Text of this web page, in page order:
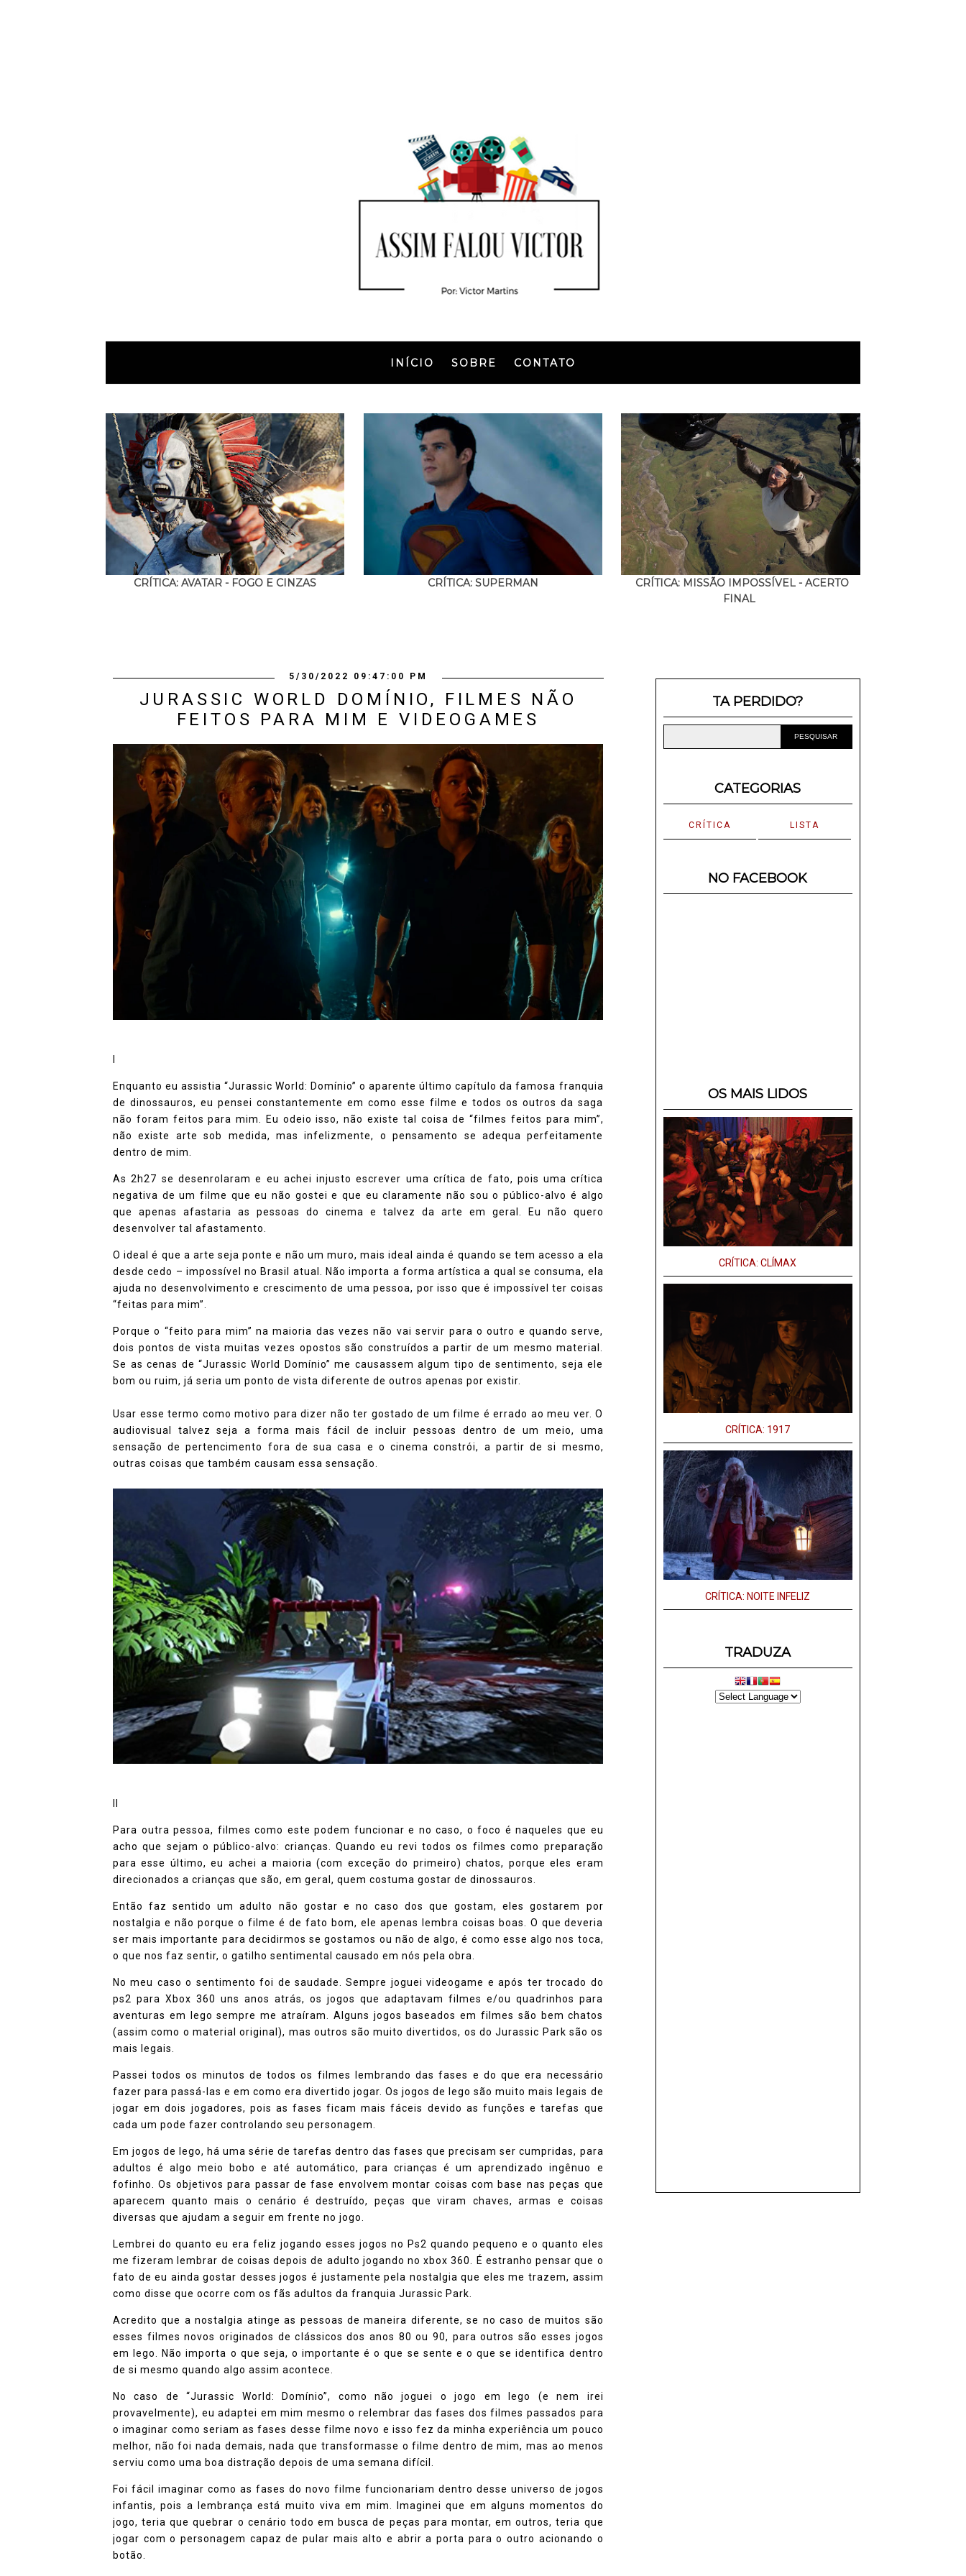
INÍCIO SOBRE CONTATO
CRÍTICA: AVATAR - FOGO E CINZAS CRÍTICA: SUPERMAN
CRÍTICA: MISSÃO IMPOSSÍVEL - ACERTO
FINAL
5/30/2022 09:47:00 PM
JURASSIC WORLD DOMÍNIO, FILMES NÃO
FEITOS PARA MIM E VIDEOGAMES
Enquanto eu assistia “Jurassic World: Domínio” o aparente último capítulo da famosa franquia
de dinossauros, eu pensei constantemente em como esse filme e todos os outros da saga
não foram feitos para mim. Eu odeio isso, não existe tal coisa de “filmes feitos para mim”,
não existe arte sob medida, mas infelizmente, o pensamento se adequa perfeitamente
dentro de mim.
As 2h27 se desenrolaram e eu achei injusto escrever uma crítica de fato, pois uma crítica
negativa de um filme que eu não gostei e que eu claramente não sou o público-alvo é algo
que apenas afastaria as pessoas do cinema e talvez da arte em geral. Eu não quero
desenvolver tal afastamento.
O ideal é que a arte seja ponte e não um muro, mais ideal ainda é quando se tem acesso a ela
desde cedo – impossível no Brasil atual. Não importa a forma artística a qual se consuma, ela
ajuda no desenvolvimento e crescimento de uma pessoa, por isso que é impossível ter coisas
“feitas para mim”.
Porque o “feito para mim” na maioria das vezes não vai servir para o outro e quando serve,
dois pontos de vista muitas vezes opostos são construídos a partir de um mesmo material.
Se as cenas de “Jurassic World Domínio” me causassem algum tipo de sentimento, seja ele
bom ou ruim, já seria um ponto de vista diferente de outros apenas por existir.
Usar esse termo como motivo para dizer não ter gostado de um filme é errado ao meu ver. O
audiovisual talvez seja a forma mais fácil de incluir pessoas dentro de um meio, uma
sensação de pertencimento fora de sua casa e o cinema constrói, a partir de si mesmo,
outras coisas que também causam essa sensação.
Para outra pessoa, filmes como este podem funcionar e no caso, o foco é naqueles que eu
acho que sejam o público-alvo: crianças. Quando eu revi todos os filmes como preparação
para esse último, eu achei a maioria (com exceção do primeiro) chatos, porque eles eram
direcionados a crianças que são, em geral, quem costuma gostar de dinossauros.
Então faz sentido um adulto não gostar e no caso dos que gostam, eles gostarem por
nostalgia e não porque o filme é de fato bom, ele apenas lembra coisas boas. O que deveria
ser mais importante para decidirmos se gostamos ou não de algo, é como esse algo nos toca,
o que nos faz sentir, o gatilho sentimental causado em nós pela obra.
No meu caso o sentimento foi de saudade. Sempre joguei videogame e após ter trocado do
ps2 para Xbox 360 uns anos atrás, os jogos que adaptavam filmes e/ou quadrinhos para
aventuras em lego sempre me atraíram. Alguns jogos baseados em filmes são bem chatos
(assim como o material original), mas outros são muito divertidos, os do Jurassic Park são os
mais legais.
Passei todos os minutos de todos os filmes lembrando das fases e do que era necessário
fazer para passá-las e em como era divertido jogar. Os jogos de lego são muito mais legais de
jogar em dois jogadores, pois as fases ficam mais fáceis devido as funções e tarefas que
cada um pode fazer controlando seu personagem.
Em jogos de lego, há uma série de tarefas dentro das fases que precisam ser cumpridas, para
adultos é algo meio bobo e até automático, para crianças é um aprendizado ingênuo e
fofinho. Os objetivos para passar de fase envolvem montar coisas com base nas peças que
aparecem quanto mais o cenário é destruído, peças que viram chaves, armas e coisas
diversas que ajudam a seguir em frente no jogo.
Lembrei do quanto eu era feliz jogando esses jogos no Ps2 quando pequeno e o quanto eles
me fizeram lembrar de coisas depois de adulto jogando no xbox 360. É estranho pensar que o
fato de eu ainda gostar desses jogos é justamente pela nostalgia que eles me trazem, assim
como disse que ocorre com os fãs adultos da franquia Jurassic Park.
Acredito que a nostalgia atinge as pessoas de maneira diferente, se no caso de muitos são
esses filmes novos originados de clássicos dos anos 80 ou 90, para outros são esses jogos
em lego. Não importa o que seja, o importante é o que se sente e o que se identifica dentro
de si mesmo quando algo assim acontece.
No caso de “Jurassic World: Domínio”, como não joguei o jogo em lego (e nem irei
provavelmente), eu adaptei em mim mesmo o relembrar das fases dos filmes passados para
o imaginar como seriam as fases desse filme novo e isso fez da minha experiência um pouco
melhor, não foi nada demais, nada que transformasse o filme dentro de mim, mas ao menos
serviu como uma boa distração depois de uma semana difícil.
Foi fácil imaginar como as fases do novo filme funcionariam dentro desse universo de jogos
infantis, pois a lembrança está muito viva em mim. Imaginei que em alguns momentos do
jogo, teria que quebrar o cenário todo em busca de peças para montar, em outros, teria que
jogar com o personagem capaz de pular mais alto e abrir a porta para o outro acionando o
botão.
TA PERDIDO?
CATEGORIAS
CRÍTICA LISTA
NO FACEBOOK
OS MAIS LIDOS
CRÍTICA: CLÍMAX
CRÍTICA: 1917
CRÍTICA: NOITE INFELIZ
TRADUZA